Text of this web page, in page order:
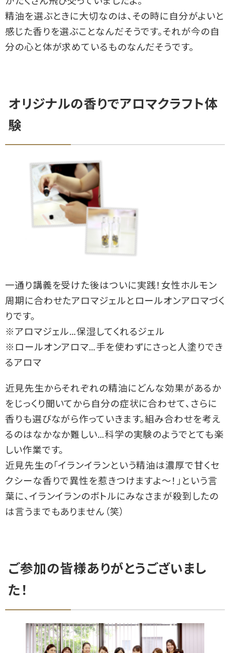
精油を選ぶときに大切なのは、その時に自分がよいと
感じた香りを選ぶことなんだそうです。それが今の自
分の心と体が求めているものなんだそうです。
オリジナルの香りでアロマクラフト体
験
一通り講義を受けた後はついに実践！女性ホルモン
周期に合わせたアロマジェルとロールオンアロマづく
りです。
※アロマジェル…保湿してくれるジェル
※ロールオンアロマ…手を使わずにさっと人塗りでき
るアロマ
近見先生からそれぞれの精油にどんな効果があるか
をじっくり聞いてから自分の症状に合わせて、さらに
香りも選びながら作っていきます。組み合わせを考え
るのはなかなか難しい…科学の実験のようでとても楽
しい作業です。
近見先生の「イランイランという精油は濃厚で甘くセ
クシーな香りで異性を惹きつけますよ～！」という言
葉に、イランイランのボトルにみなさまが殺到したの
は言うまでもありません（笑）
ご参加の皆様ありがとうございまし
た！